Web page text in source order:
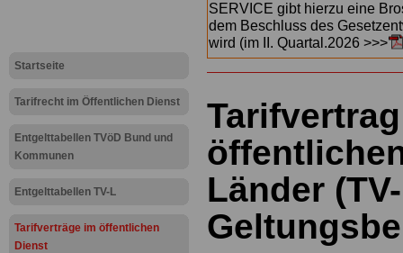
Startseite
Tarifrecht im Öffentlichen Dienst
Entgelttabellen TVöD Bund und
Kommunen
Entgelttabellen TV-L
Tarifverträge im öffentlichen
Dienst
SERVICE gibt hierzu eine
dem Beschluss des
wird (im II. Quartal.2026 >>>
Länder